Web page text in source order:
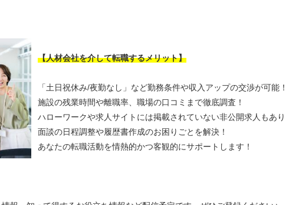
【人材会社を介して転職するメリット】
「土日祝休み/夜勤なし」など勤務条件や収入アップの交渉が可能！
施設の残業時間や離職率、職場の口コミまで徹底調査！
ハローワークや求人サイトには掲載されていない非公開求人もあり
面談の日程調整や履歴書作成のお困りごとを解決！
あなたの転職活動を情熱的かつ客観的にサポートします！